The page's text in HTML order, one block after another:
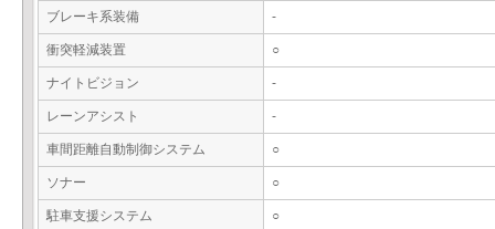
ブレーキ系装備 -
衝突軽減装置 ○
ナイトビジョン -
レーンアシスト -
車間距離自動制御システム ○
ソナー ○
駐車支援システム ○